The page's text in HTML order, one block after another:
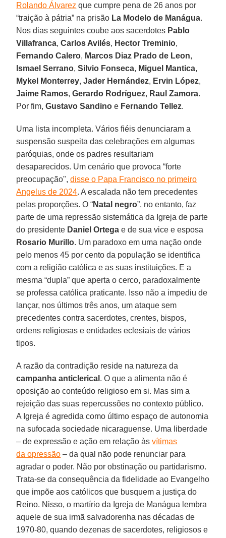
Rolando Álvarez que cumpre pena de 26 anos por
“traição à pátria” na prisão La Modelo de Manágua.
Nos dias seguintes coube aos sacerdotes Pablo
Villafranca,Carlos Avilés, Hector Treminio,
Fernando Calero, Marcos Diaz Prado de Leon,
Ismael Serrano,Silvio Fonseca, Miguel Mantica,
Mykel Monterrey,Jader Hernández, Ervin López,
Jaime Ramos,Gerardo Rodríguez, Raul Zamora.
Por fim,Gustavo Sandino e Fernando Tellez.
Uma lista incompleta. Vários fiéis denunciaram a
suspensão suspeita das celebrações em algumas
paróquias, onde os padres resultariam
desaparecidos. Um cenário que provoca “forte
preocupação",disse o Papa Francisco no primeiro
Angelus de 2024. A escalada não tem precedentes
pelas proporções. O “Natal negro”, no entanto, faz
parte de uma repressão sistemática da Igreja de parte
do presidente Daniel Ortega e de sua vice e esposa
Rosario Murillo. Um paradoxo em uma nação onde
pelo menos 45 por cento da população se identifica
com a religião católica e as suas instituições. E a
mesma “dupla” que aperta o cerco, paradoxalmente
se professa católica praticante. Isso não a impediu de
lançar, nos últimos três anos, um ataque sem
precedentes contra sacerdotes, crentes, bispos,
ordens religiosas e entidades eclesiais de vários
tipos.
A razão da contradição reside na natureza da
campanha anticlerical . O que a alimenta não é
oposição ao conteúdo religioso em si. Mas sim a
rejeição das suas repercussões no contexto público.
A Igreja é agredida como último espaço de autonomia
na sufocada sociedade nicaraguense. Uma liberdade
– de expressão e ação em relação àsvítimas
da opressão – da qual não pode renunciar para
agradar o poder. Não por obstinação ou partidarismo.
Trata-se da consequência da fidelidade ao Evangelho
que impõe aos católicos que busquem a justiça do
Reino. Nisso, o martírio da Igreja de Manágua lembra
aquele de sua irmã salvadorenha nas décadas de
1970-80, quando dezenas de sacerdotes, religiosos e